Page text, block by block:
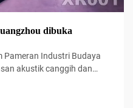
dibuka
Pameran Industri Budaya
akustik canggih dan